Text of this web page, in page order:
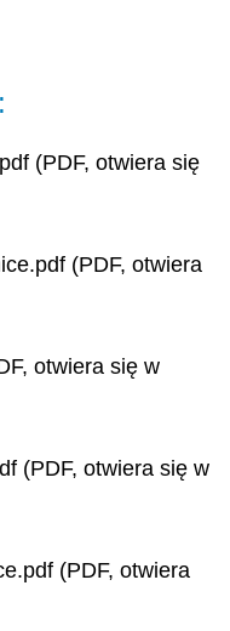
(PDF, otwiera się
(PDF, otwiera
otwiera się w
(PDF, otwiera się w
(PDF, otwiera